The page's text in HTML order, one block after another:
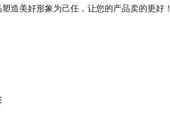
造美好形象为己任，让您的产品卖的更好！